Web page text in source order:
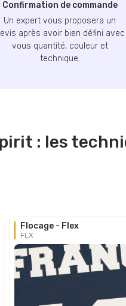
Confirmation de commande
Un expert vous proposera un
après avoir bien défini avec
vous quantité, couleur et
technique.
: les
Flocage - Flex
FLX